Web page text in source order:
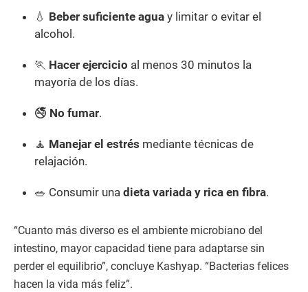
💧 Beber suficiente agua y limitar o evitar el
alcohol.
🏃 Hacer ejercicio al menos 30 minutos la
mayoría de los días.
🚭 No fumar.
🧘 Manejar el estrés mediante técnicas de
relajación.
🥗 Consumir una dieta variada y rica en fibra.
“Cuanto más diverso es el ambiente microbiano del
intestino, mayor capacidad tiene para adaptarse sin
perder el equilibrio”, concluye Kashyap. “Bacterias felices
hacen la vida más feliz”.